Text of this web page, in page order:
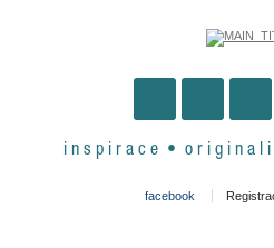
i n s p i r a c e • o r i g i n a l
facebook